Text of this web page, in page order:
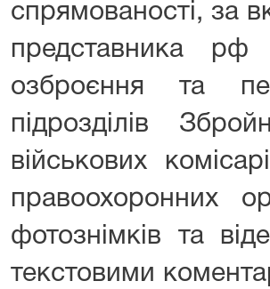
спрямованості, за
представника
озброєння та
підрозділів
військових
правоохоронних
фотознімків та
текстовими